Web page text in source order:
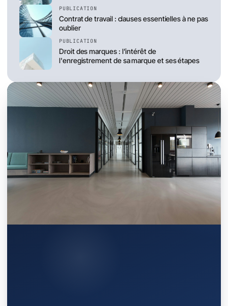
PUBLICATION
Contrat de travail : clauses essentielles à ne pas
oublier
PUBLICATION
Droit des marques : l’intérêt de
l'enregistrement de sa marque et ses étapes